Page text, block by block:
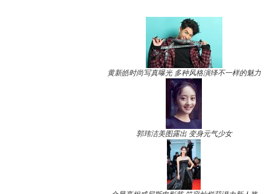
黄新皓时尚写真曝光 多种风格演绎不一样的魅力
郭玮洁美图露出 变身元气少女